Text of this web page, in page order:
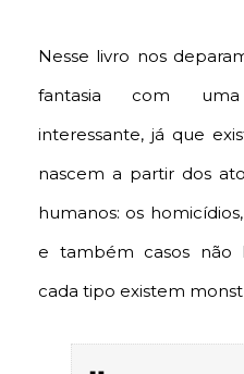
Nesse livro nos
fantasia com
interessante, já que
nascem a partir dos
humanos: os
e também casos não
cada tipo existem